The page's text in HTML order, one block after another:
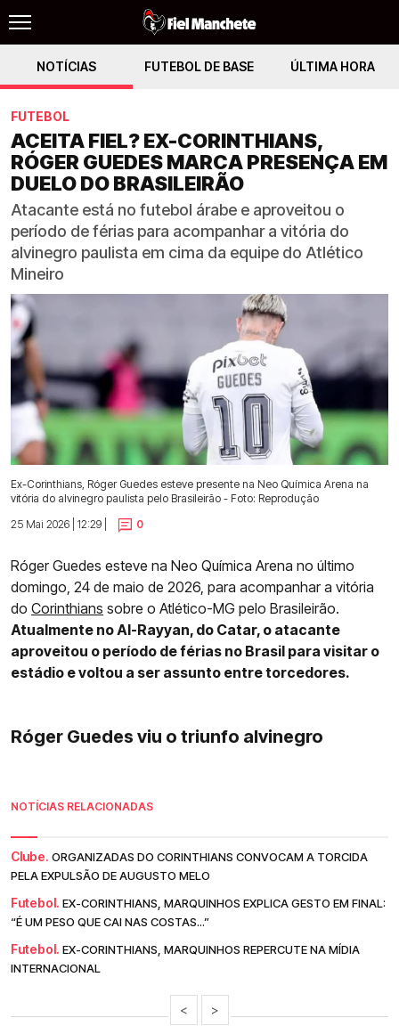
NOTÍCIAS FUTEBOL DE BASE ÚLTIMA HORA
FUTEBOL
ACEITA FIEL? EX-CORINTHIANS,
RÓGER GUEDES MARCA PRESENÇA EM
DUELO DO BRASILEIRÃO
Atacante está no futebol árabe e aproveitou o
período de férias para acompanhar a vitória do
alvinegro paulista em cima da equipe do Atlético
Mineiro
Ex-Corinthians, Róger Guedes esteve presente na Neo Química Arena na
vitória do alvinegro paulista pelo Brasileirão - Foto: Reprodução
25 Mai 2026 | 12:29 |
0
Róger Guedes esteve na Neo Química Arena no último
domingo, 24 de maio de 2026, para acompanhar a vitória
do Corinthians sobre o Atlético-MG pelo Brasileirão.
Atualmente no Al-Rayyan, do Catar, o atacante
aproveitou o período de férias no Brasil para visitar o
estádio e voltou a ser assunto entre torcedores.
Róger Guedes viu o triunfo alvinegro
NOTÍCIAS RELACIONADAS
Clube. ORGANIZADAS DO CORINTHIANS CONVOCAM A TORCIDA
PELA EXPULSÃO DE AUGUSTO MELO
Futebol. EX-CORINTHIANS, MARQUINHOS EXPLICA GESTO EM FINAL:
“É UM PESO QUE CAI NAS COSTAS...”
Futebol. EX-CORINTHIANS, MARQUINHOS REPERCUTE NA MÍDIA
INTERNACIONAL
< >